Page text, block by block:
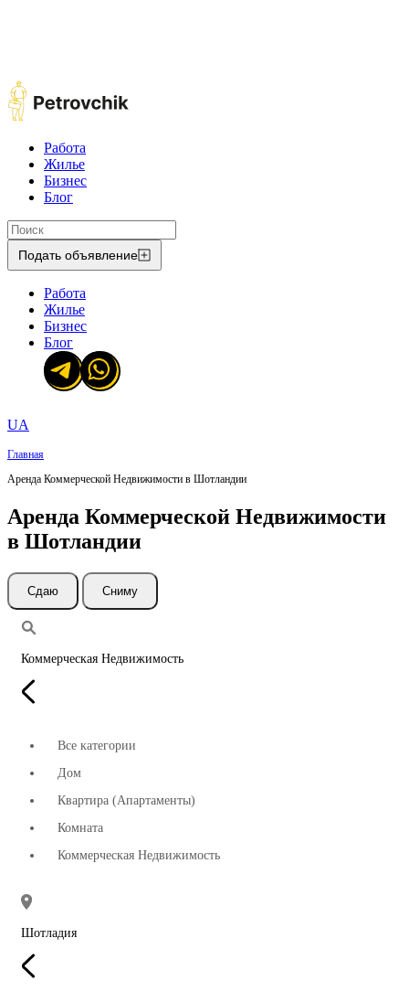
Работа
Жилье
Бизнес
Блог
Подать объявление
Работа
Жилье
Бизнес
Блог
UA
Главная
Аренда Коммерческой Недвижимости в Шотландии
Аренда Коммерческой Недвижимости
в Шотландии
Cдаю Сниму
Коммерческая Недвижимость
Все категории
Дом
Квартира (Апартаменты)
Комната
Коммерческая Недвижимость
Шотладия